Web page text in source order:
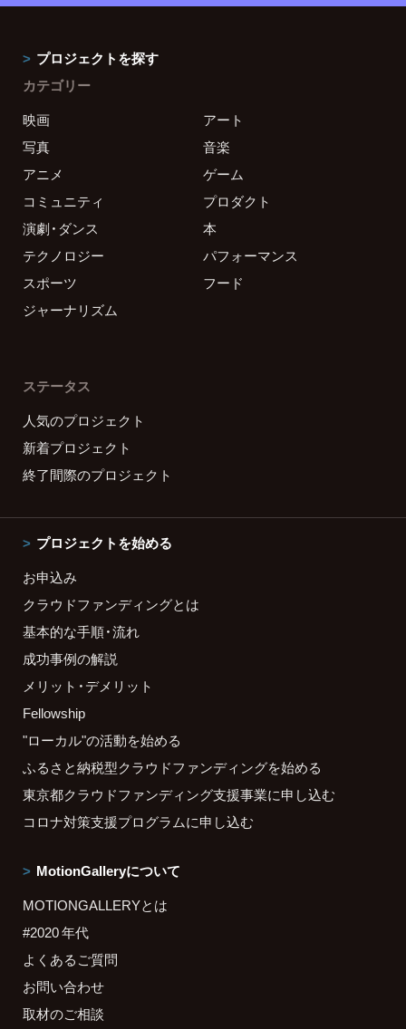
プロジェクトを探す
カテゴリー
映画
アート
写真
音楽
アニメ
ゲーム
コミュニティ
プロダクト
演劇・ダンス
本
テクノロジー
パフォーマンス
スポーツ
フード
ジャーナリズム
ステータス
人気のプロジェクト
新着プロジェクト
終了間際のプロジェクト
プロジェクトを始める
お申込み
クラウドファンディングとは
基本的な手順・流れ
成功事例の解説
メリット・デメリット
Fellowship
"ローカル"の活動を始める
ふるさと納税型クラウドファンディングを始める
東京都クラウドファンディング支援事業に申し込む
コロナ対策支援プログラムに申し込む
MotionGalleryについて
MOTIONGALLERYとは
#2020 年代
よくあるご質問
お問い合わせ
取材のご相談